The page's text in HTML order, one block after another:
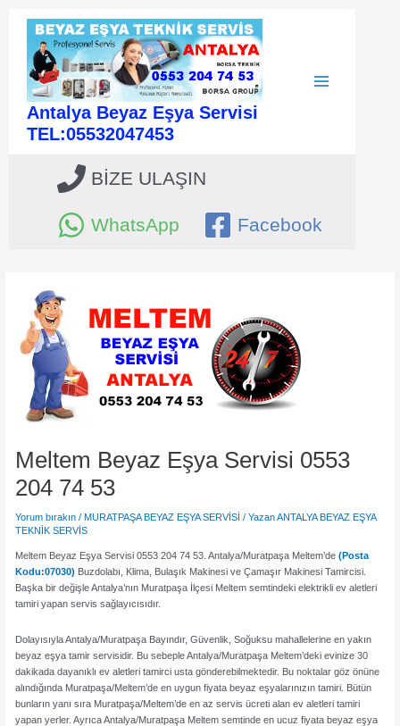
Antalya Beyaz Eşya Servisi
TEL:05532047453
BİZE ULAŞIN
WhatsApp Facebook
Meltem Beyaz Eşya Servisi 0553
204 74 53
Yorum bırakın / MURATPAŞA BEYAZ EŞYA SERVİSİ / YazanANTALYA BEYAZ EŞYA
TEKNİK SERVİS
Meltem Beyaz Eşya Servisi 0553 204 74 53. Antalya/Muratpaşa Meltem’de (Posta
Kodu:07030) Buzdolabı, Klima, Bulaşık Makinesi ve Çamaşır Makinesi Tamircisi.
Başka bir değişle Antalya’nın Muratpaşa İlçesi Meltem semtindeki elektrikli ev aletleri
tamiri yapan servis sağlayıcısıdır.
Dolayısıyla Antalya/Muratpaşa Bayındır, Güvenlik, Soğuksu mahallelerine en yakın
beyaz eşya tamir servisidir. Bu sebeple Antalya/Muratpaşa Meltem’deki evinize 30
dakikada dayanıklı ev aletleri tamirci usta gönderebilmektedir. Bu noktalar göz önüne
alındığında Muratpaşa/Meltem’de en uygun fiyata beyaz eşyalarınızın tamiri. Bütün
bunların yanı sıra Muratpaşa/Meltem’de en az servis ücreti alan ev aletleri tamiri
yapan yerler. Ayrıca Antalya/Muratpaşa Meltem semtinde en ucuz fiyata beyaz eşya